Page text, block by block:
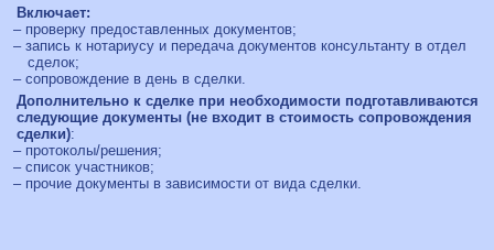
Включает:
– проверку предоставленных документов;
– запись к нотариусу и передача документов консультанту в отдел
сделок;
– cопровождение в день в сделки.
Дополнительно к сделке при необходимости подготавливаются
следующие документы (не входит в стоимость сопровождения
сделки):
– протоколы/решения;
– список участников;
– прочие документы в зависимости от вида сделки.